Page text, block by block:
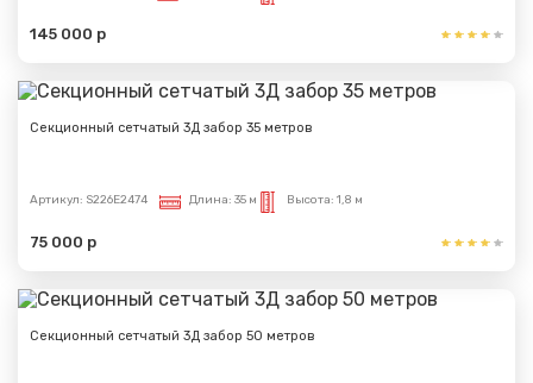
145 000 р
Секционный сетчатый 3Д забор 35 метров
Артикул: S226E2474 Длина: 35 м Высота: 1,8 м
75 000 р
Секционный сетчатый 3Д забор 50 метров